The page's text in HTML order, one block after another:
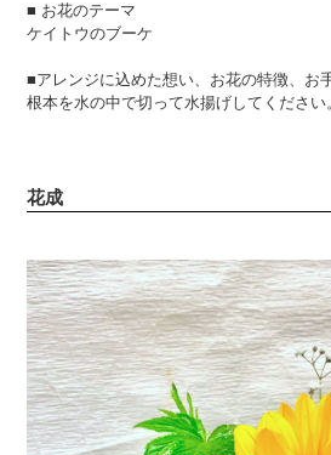
■ お花のテーマ
ケイトウのブーケ
■アレンジに込めた想い、お花の特徴、お
根本を水の中で切って水揚げしてください
花成